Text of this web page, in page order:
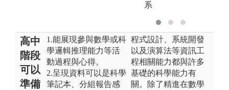
系
高中
階段
可以
準備
1.能展現參與數學或科
學邏輯推理能力等活
動過程與心得。
2.呈現資料可以是科學
筆記本、分組報告感
程式設計、系統開發
以及演算法等資訊工
程相關能力都與許多
基礎的科學能力有
關。除了精進在數學